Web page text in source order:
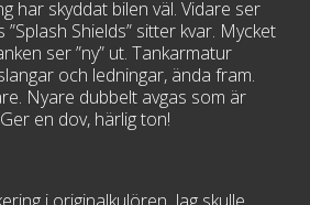
har skyddat bilen väl. Vidare ser
Shields” sitter kvar. Mycket
ser ”ny” ut. Tankarmatur
och ledningar, ända fram.
Nyare dubbelt avgas som är
en dov, härlig ton!